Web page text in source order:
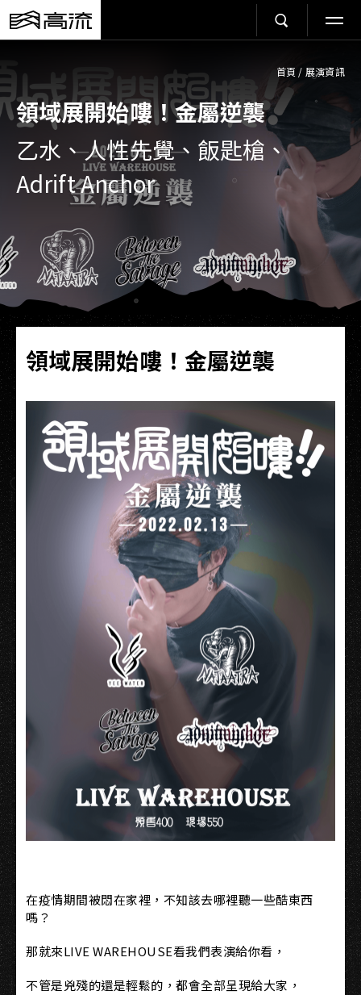
首頁 / 展演資訊
領域展開始嘍！金屬逆襲
乙水、人性先覺、飯匙槍、
Adrift Anchor
領域展開始嘍！金屬逆襲
在疫情期間被悶在家裡，不知該去哪裡聽一些酷東西
嗎？
那就來LIVE WAREHOUSE看我們表演給你看，
不管是兇殘的還是輕鬆的，都會全部呈現給大家，